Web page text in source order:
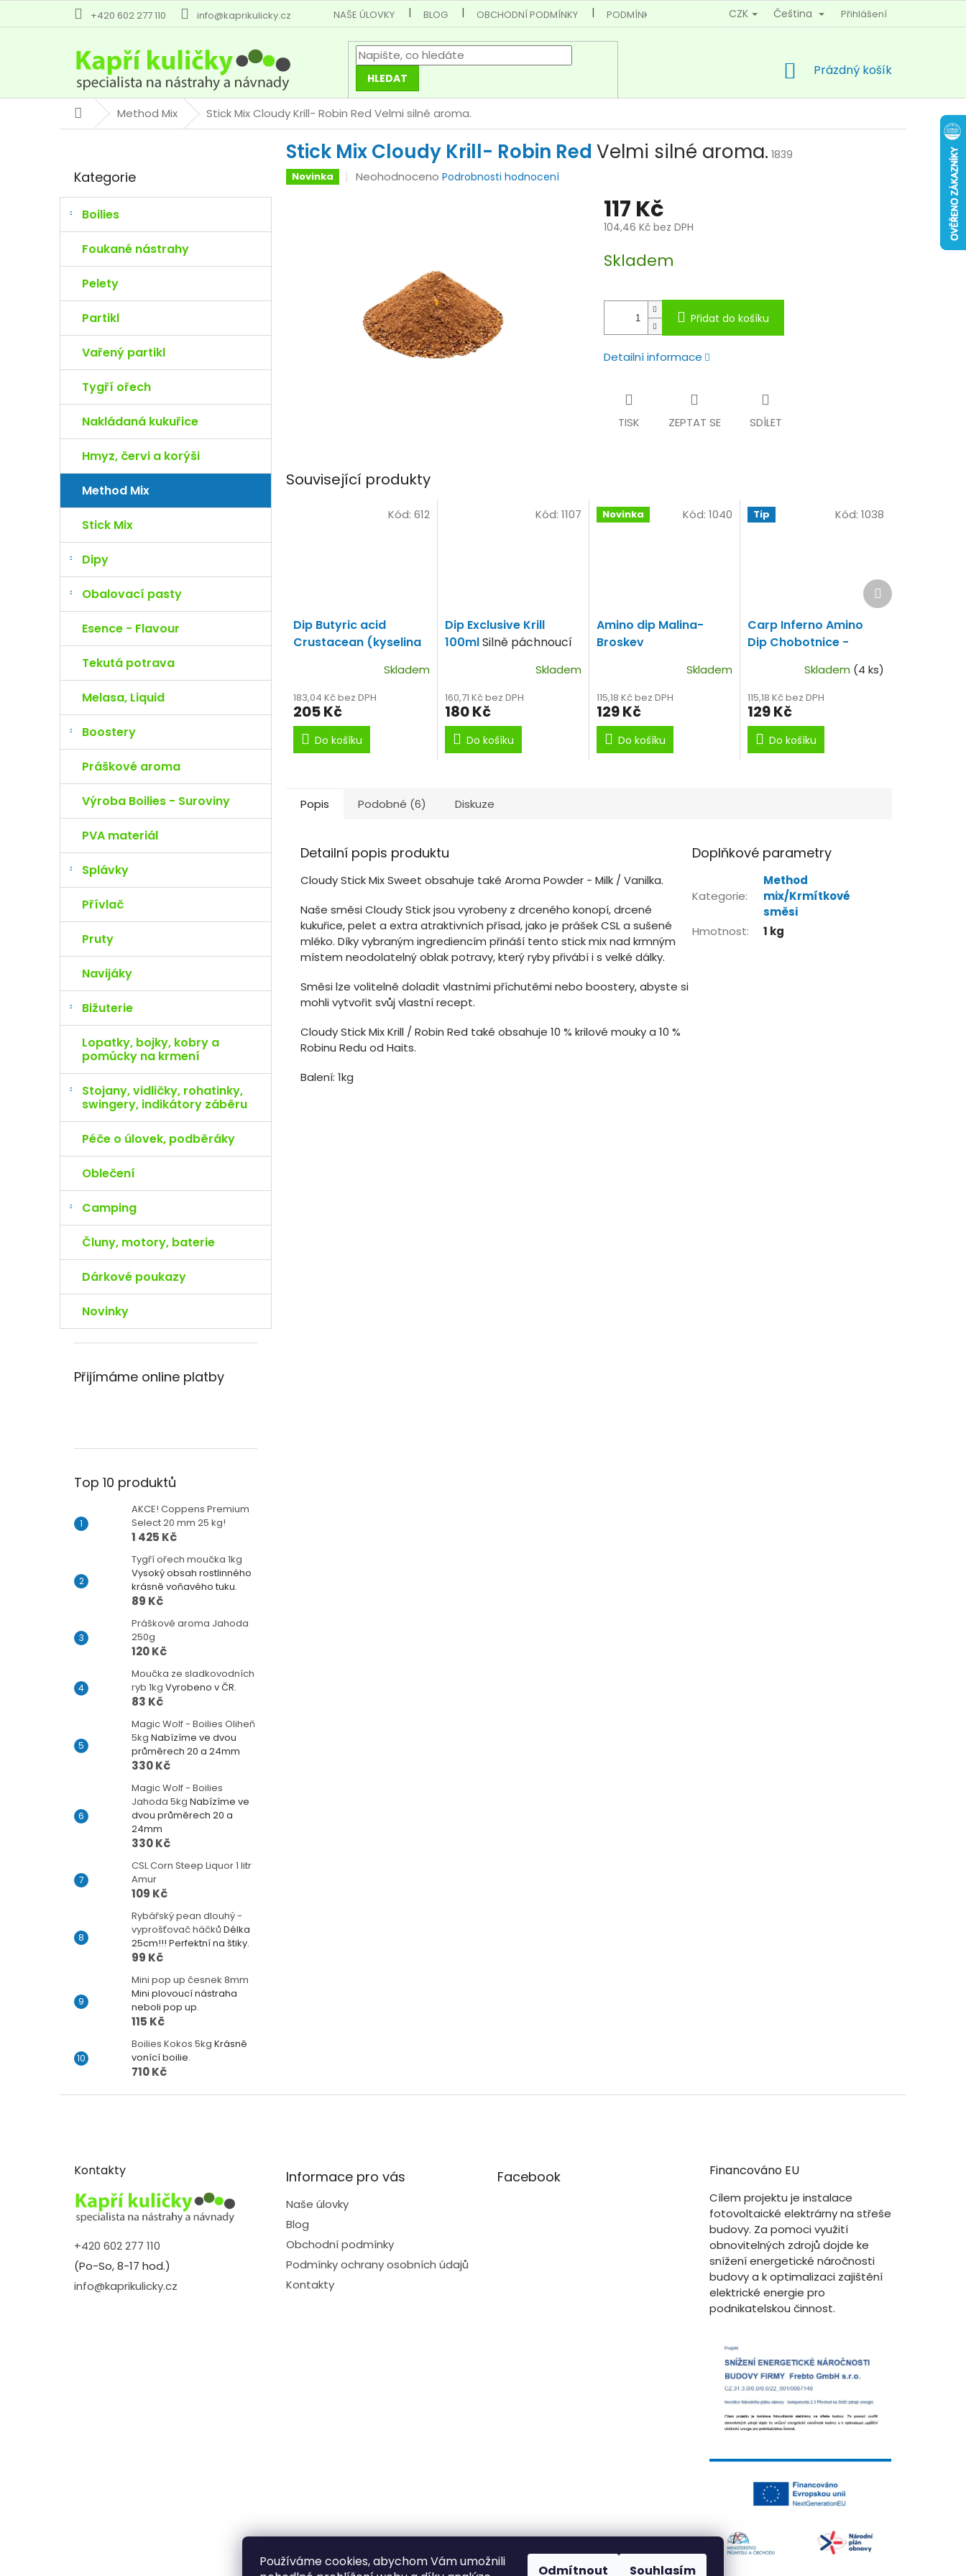
Používáme cookies, abychom Vám umožnili
Odmítnout Souhlasím
+420 602 277 110 info@kaprikulicky.cz NAŠE ÚLOVKY BLOG OBCHODNÍ PODMÍNKY PODMÍNKY OCHRANY OSOBNÍCH ÚDAJŮ KONTAKTY
CZK Čeština Přihlášení
HLEDAT
NÁKUPNÍ
Prázdný košík
DomůMethod Mix Stick Mix Cloudy Krill- Robin Red Velmi silné aroma.
r
n
í
l
kategorie
Kategorie
Boilies
Foukané nástrahy
Pelety
Partikl
Vařený partikl
Tygří ořech
Nakládaná kukuřice
Hmyz, červi a korýši
Method Mix
Stick Mix
Dipy
Obalovací pasty
Esence - Flavour
Tekutá potrava
Melasa, Liquid
Boostery
Práškové aroma
Výroba Boilies - Suroviny
PVA materiál
Splávky
Přívlač
Pruty
Navijáky
Bižuterie
Lopatky, bojky, kobry a
pomůcky na krmení
Stojany, vidličky, rohatinky,
swingery, indikátory záběru
Péče o úlovek, podběráky
Oblečení
Camping
Čluny, motory, baterie
Dárkové poukazy
Novinky
Přijímáme online platby
Top 10 produktů
AKCE! Coppens Premium
Select 20 mm 25 kg!
1 425 Kč
Tygří ořech moučka 1kg
Vysoký obsah rostlinného
krásně voňavého tuku.
89 Kč
Práškové aroma Jahoda
250g
120 Kč
Moučka ze sladkovodních
ryb 1kg Vyrobeno v ČR.
83 Kč
Magic Wolf - Boilies Oliheň
5kg Nabízíme ve dvou
průměrech 20 a 24mm
330 Kč
Magic Wolf - Boilies
Jahoda 5kg Nabízíme ve
dvou průměrech 20 a
24mm
330 Kč
CSL Corn Steep Liquor 1 litr
Amur
109 Kč
Rybářský pean dlouhý -
vyprošťovač háčků Délka
25cm!!! Perfektní na štiky.
99 Kč
Mini pop up česnek 8mm
Mini plovoucí nástraha
neboli pop up.
115 Kč
Boilies Kokos 5kg Krásně
vonící boilie.
710 Kč
Stick Mix Cloudy Krill- Robin Red Velmi silné aroma. 1839
Novinka
Průměrné
hvězdiček.
Neohodnoceno Podrobnosti hodnocení
117 Kč
104,46 Kč bez DPH
cena:
Skladem
Přidat do košíku
Detailní informace
TISK ZEPTAT SE SDÍLET
Související produkty
Dip Butyric acid
Crustacean (kyselina
sladkovodních mušlí.
Skladem
183,04 Kč bez DPH
205 Kč
Do košíku
Kód: 612
Dip Exclusive Krill
100mlSilně páchnoucí
Skladem
160,71 Kč bez DPH
180 Kč
Do košíku
Kód: 1107 Novinka
Amino dip Malina-
Broskev
Skladem
115,18 Kč bez DPH
129 Kč
Do košíku
Kód:1040 Tip
Carp Inferno Amino
Dip Chobotnice -
Koncentrovaný amino
dip.
Skladem (4 ks)
115,18 Kč bez DPH
129 Kč
Do košíku
Kód: 1038
Další
produkt
Popis Podobné (6) Diskuze
Detailní popis produktu
Cloudy Stick Mix Sweet obsahuje také Aroma Powder - Milk / Vanilka.
Naše směsi Cloudy Stick jsou vyrobeny z drceného konopí, drcené
kukuřice, pelet a extra atraktivních přísad, jako je prášek CSL a sušené
mléko. Díky vybraným ingrediencím přináší tento stick mix nad krmným
místem neodolatelný oblak potravy, který ryby přivábí i s velké dálky.
Směsi lze volitelně doladit vlastními příchutěmi nebo boostery, abyste si
mohli vytvořit svůj vlastní recept.
Cloudy Stick Mix Krill / Robin Red také obsahuje 10 % krilové mouky a 10 %
Robinu Redu od Haits.
Balení: 1kg
Doplňkové parametry
Kategorie:
Method
mix/Krmítkové
směsi
Hmotnost: 1 kg
Kontakty
+420 602 277 110
(Po-So, 8-17 hod.)
info@kaprikulicky.cz
Informace pro vás
Naše úlovky
Blog
Obchodní podmínky
Podmínky ochrany osobních údajů
Kontakty
Facebook Financováno EU
Cílem projektu je instalace
fotovoltaické elektrárny na střeše
budovy. Za pomoci využití
obnovitelných zdrojů dojde ke
snížení energetické náročnosti
budovy a k optimalizaci zajištění
elektrické energie pro
podnikatelskou činnost.